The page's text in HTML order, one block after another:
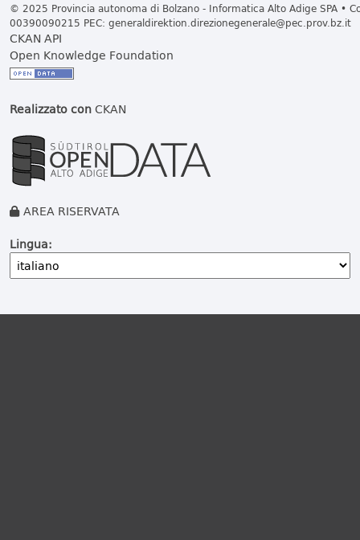
© 2025 Provincia autonoma di Bolzano - Informatica Alto Adige SPA •
00390090215 PEC: generaldirektion.direzionegenerale@pec.prov.bz.it
CKAN API
Open Knowledge Foundation
Realizzato conCKAN
AREA RISERVATA
Lingua